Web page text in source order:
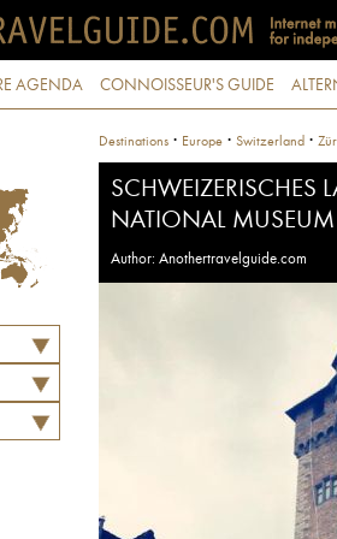
AGENDA CONNOISSEUR'S GUIDE
Destinations · Europe · Switzerland ·
SCHWEIZERISCHES
NATIONAL MUSEUM
Author: Anothertravelguide.com